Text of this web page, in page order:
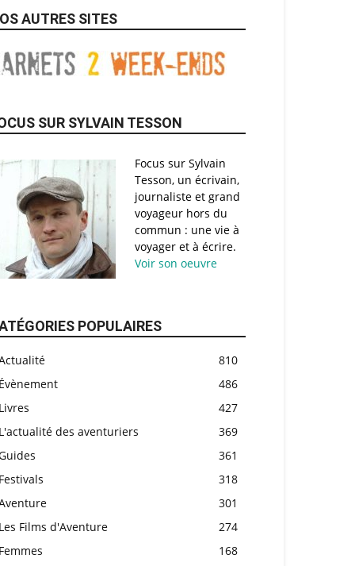
AUTRES SITES
SUR SYLVAIN TESSON
Focus sur Sylvain
Tesson, un écrivain,
journaliste et grand
voyageur hors du
commun : une vie à
voyager et à écrire.
Voir son oeuvre
POPULAIRES
810
486
427
des aventuriers
369
361
318
301
Films d'Aventure
274
168